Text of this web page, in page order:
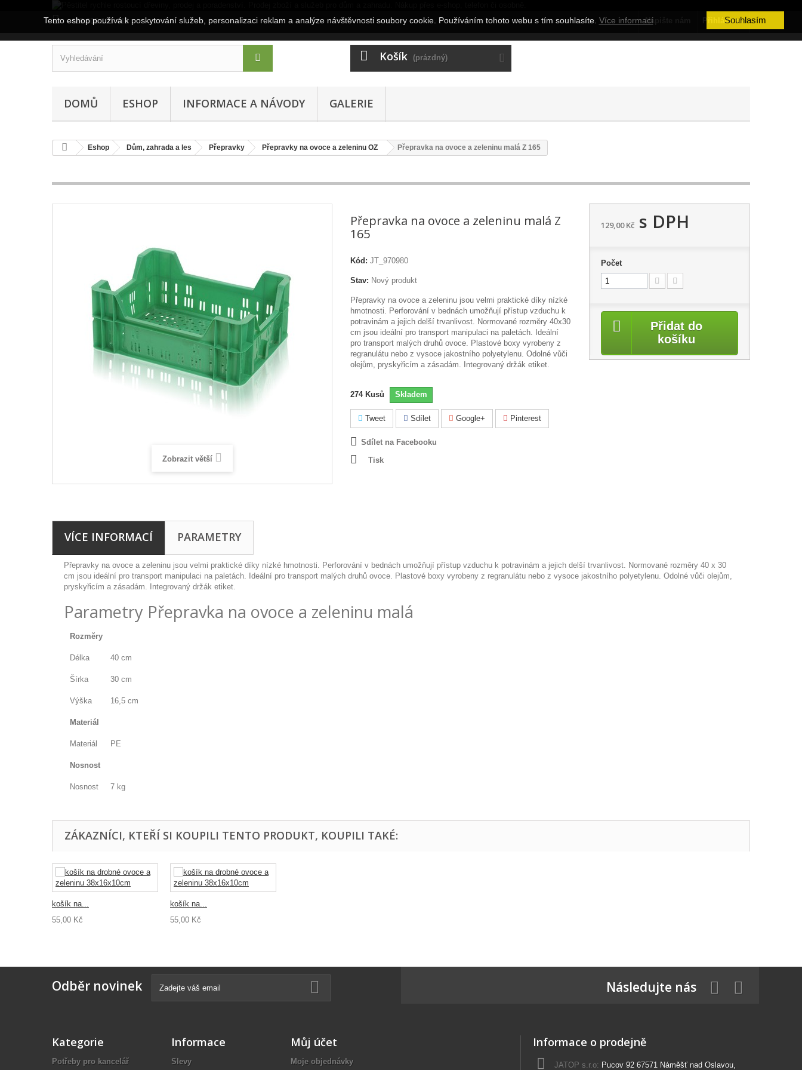
Přihlásit se
Napište nám
+420 606 191 443
Košík (prázdný)
DOMŮ ESHOP INFORMACE A NÁVODY GALERIE
Eshop Dům, zahrada a les Přepravky Přepravky na ovoce a zeleninu OZ Přepravka na ovoce a zeleninu malá Z 165
Zobrazit větší
Přepravka na ovoce a zeleninu malá Z
165
Kód: JT_970980
Stav: Nový produkt
Přepravky na ovoce a zeleninu jsou velmi praktické díky nízké
hmotnosti. Perforování v bednách umožňují přístup vzduchu k
potravinám a jejich delší trvanlivost. Normované rozměry 40x30
cm jsou ideální pro transport manipulaci na paletách. Ideální
pro transport malých druhů ovoce. Plastové boxy vyrobeny z
regranulátu nebo z vysoce jakostního polyetylenu. Odolné vůči
olejům, pryskyřicím a zásadám. Integrovaný držák etiket.
274 Kusů Skladem
Tweet Sdílet Google+ Pinterest
Sdílet na Facebooku
Tisk
129,00 Kčs DPH
Počet
Přidat do
košíku
VÍCE INFORMACÍ PARAMETRY
Přepravky na ovoce a zeleninu jsou velmi praktické díky nízké hmotnosti. Perforování v bednách umožňují přístup vzduchu k potravinám a jejich delší trvanlivost. Normované rozměry 40 x 30
cm jsou ideální pro transport manipulaci na paletách. Ideální pro transport malých druhů ovoce. Plastové boxy vyrobeny z regranulátu nebo z vysoce jakostního polyetylenu. Odolné vůči olejům,
pryskyřicím a zásadám. Integrovaný držák etiket.
Parametry Přepravka na ovoce a zeleninu malá
Rozměry
Délka 40 cm
Šírka 30 cm
Výška 16,5 cm
Materiál
Materiál PE
Nosnost
Nosnost 7 kg
ZÁKAZNÍCI, KTEŘÍ SI KOUPILI TENTO PRODUKT, KOUPILI TAKÉ:
košík na...
55,00 Kč
košík na...
55,00 Kč
Odběr novinek Následujte nás
Kategorie
Potřeby pro kancelář
Informace
Slevy
Můj účet
Moje objednávky
Informace o prodejně
JATOP s.r.o: Pucov 92 67571 Náměšť nad Oslavou,
Tento eshop používá k poskytování služeb, personalizaci reklam a analýze návštěvnosti soubory cookie. Používáním tohoto webu s tím souhlasíte. Více informací Souhlasím